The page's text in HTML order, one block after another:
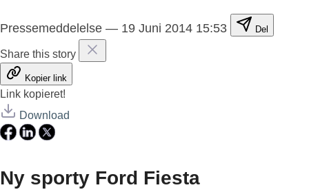
Pressemeddelelse — 19 Juni 2014 15:53 Del
Share this story
Kopier link
Link kopieret!
Download
Ny sporty Ford Fiesta